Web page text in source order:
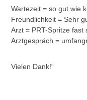
Wartezeit = so gut wie
Freundlichkeit = Sehr
Arzt = PRT-Spritze fast
Arztgespräch =
Vielen Dank!“